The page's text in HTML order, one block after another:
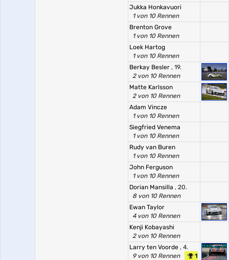
Jukka Honkavuori
1 von 10 Rennen
Brenton Grove
1 von 10 Rennen
Loek Hartog
1 von 10 Rennen
Berkay Besler , 19.
2 von 10 Rennen
Matte Karlsson
2 von 10 Rennen
Adam Vincze
1 von 10 Rennen
Siegfried Venema
1 von 10 Rennen
Rudy van Buren
1 von 10 Rennen
John Ferguson
1 von 10 Rennen
Dorian Mansilla , 20.
8 von 10 Rennen
Ewan Taylor
4 von 10 Rennen
Kenji Kobayashi
2 von 10 Rennen
Larry ten Voorde , 4.
9 von 10 Rennen
1